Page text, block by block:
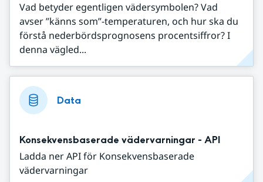
Vad betyder egentligen vädersymbolen? Vad
avser ”känns som”-temperaturen, och hur ska du
förstå nederbördsprognosens procentsiffror? I
denna vägled...
Data
Konsekvensbaserade vädervarningar - API
Ladda ner API för Konsekvensbaserade
vädervarningar